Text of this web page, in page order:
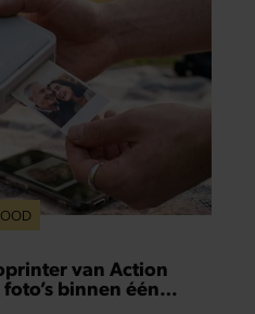
van Action
binnen één